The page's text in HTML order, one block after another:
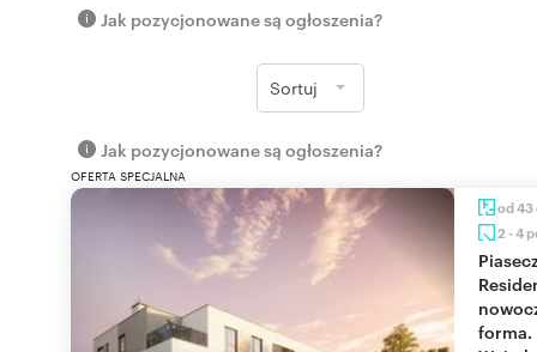
Jak pozycjonowane są ogłoszenia?
Sortuj
Jak pozycjonowane są ogłoszenia?
OFERTA SPECJALNA
od 43
2 - 4
Piaseczno
forma.